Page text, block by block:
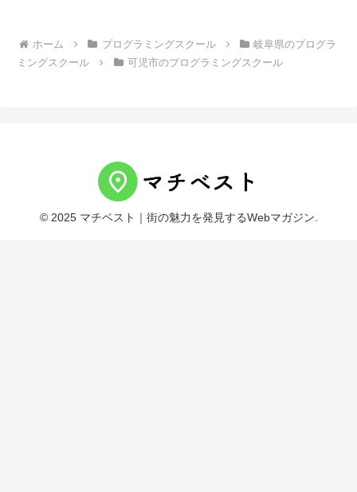
ホーム プログラミングスクール
岐阜県のプログラ
ミングスクール
可児市のプログラミングスクール
© 2025 マチベスト｜街の魅力を発見するWebマガジン.